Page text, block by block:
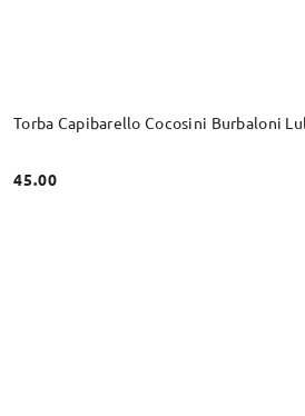
Torba Capibarello Cocosini Burbaloni
Cena:
45.00